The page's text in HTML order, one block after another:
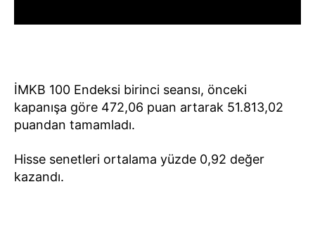
İMKB 100 Endeksi birinci seansı, önceki
kapanışa göre 472,06 puan artarak 51.813,02
puandan tamamladı.
Hisse senetleri ortalama yüzde 0,92 değer
kazandı.